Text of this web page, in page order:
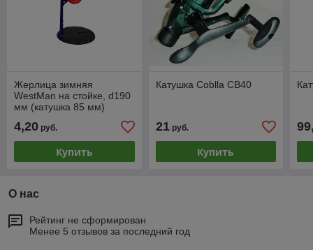
Жерлица зимняя
WestMan на стойке, d190
мм (катушка 85 мм)
4,20 руб.
Купить
Катушка Coblla CB40
21руб.
Купить
О нас
Рейтинг не сформирован
Менее 5 отзывов за последний год